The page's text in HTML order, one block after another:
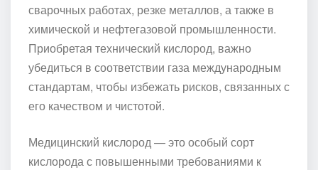
сварочных работах, резке металлов, а также в
химической и нефтегазовой промышленности.
Приобретая технический кислород, важно
убедиться в соответствии газа международным
стандартам, чтобы избежать рисков, связанных с
его качеством и чистотой.
Медицинский кислород — это особый сорт
кислорода с повышенными требованиями к